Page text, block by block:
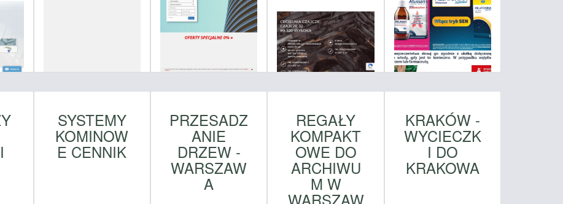
SYSTEMY
KOMINOW
E CENNIK
PRZESADZ
ANIE
DRZEW -
WARSZAW
A
REGAŁY
KOMPAKT
OWE DO
ARCHIWU
M W
WARSZAW
KRAKÓW -
WYCIECZK
I DO
KRAKOWA